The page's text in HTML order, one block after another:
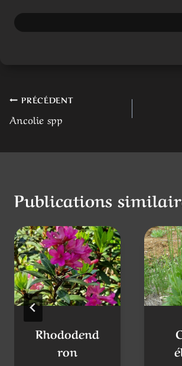
Navigation
de
l’article
PRÉCÉDENT
Ancolie spp
Publications
Rhododend
ron